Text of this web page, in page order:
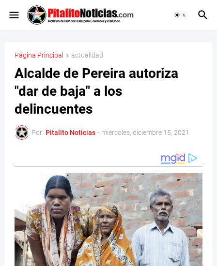
Página Principal actualidad
Alcalde de Pereira autoriza
"dar de baja" a los
delincuentes
Por: Pitalito Noticias - miércoles, diciembre 15, 2021